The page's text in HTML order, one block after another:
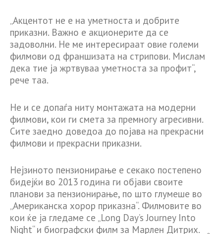
„Акцентот не е на уметноста и добрите
приказни. Важно е акционерите да се
задоволни. Не ме интересираат овие големи
филмови од франшизата на стрипови. Мислам
дека тие ја жртвуваа уметноста за профит“,
рече таа.
Не и се допаѓа ниту монтажата на модерни
филмови, кои ги смета за премногу агресивни.
Сите заедно доведоа до појава на прекрасни
филмови и прекрасни приказни.
Нејзиното пензионирање е секако постепено
бидејќи во 2013 година ги објави своите
планови за пензионирање, по што глумеше во
„Американска хорор приказна“. Филмовите во
кои ќе ја гледаме се „Long Day’s Journey Into
Night“ и биографски филм за Марлен Дитрих.